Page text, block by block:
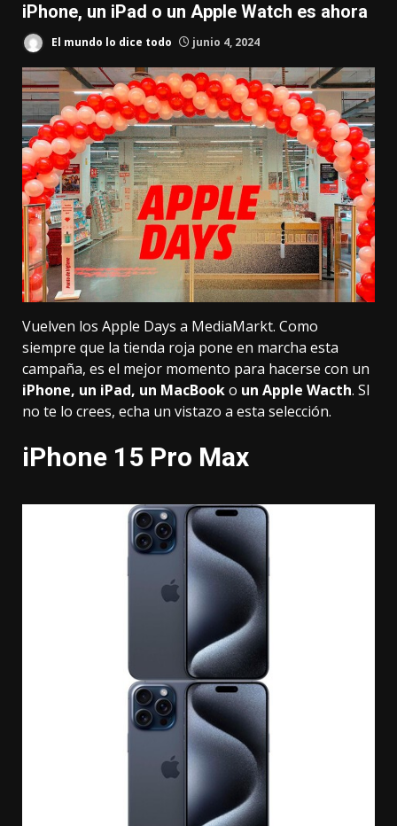
iPhone, un iPad o un Apple Watch es ahora
El mundo lo dice todo junio 4, 2024
Vuelven los Apple Days a MediaMarkt. Como
siempre que la tienda roja pone en marcha esta
campaña, es el mejor momento para hacerse con un
iPhone, un iPad, un MacBooko un Apple Wacth. SI
no te lo crees, echa un vistazo a esta selección.
iPhone 15 Pro Max